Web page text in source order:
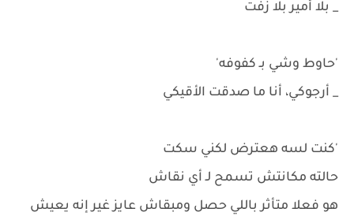
_ بلا أمير بلا زفت
'حاوط وشي بـ كفوفه'
_ أرجوكي، أنا ما صدقت الأقيكي
'كنت لسه هعترض لكني سكت
حالته مكانتش تسمح لـ أي نقاش
هو فعلا متأثر باللي حصل ومبقاش عايز غير إنه يعيش